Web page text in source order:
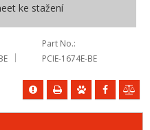
ke stažení
Part No.
PCIE-1674E-BE